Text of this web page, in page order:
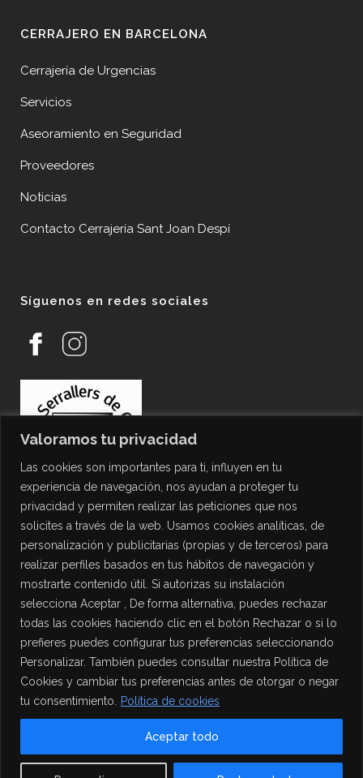
Valoramos tu privacidad
Las cookies son importantes para ti, influyen en tu
experiencia de navegación, nos ayudan a proteger tu
privacidad y permiten realizar las peticiones que nos
solicites a través de la web. Usamos cookies analíticas, de
personalización y publicitarias (propias y de terceros) para
realizar perfiles basados en tus hábitos de navegación y
mostrarte contenido útil. Si autorizas su instalación
selecciona Aceptar , De forma alternativa, puedes rechazar
todas las cookies haciendo clic en el botón Rechazar o si lo
prefieres puedes configurar tus preferencias seleccionando
Personalizar. También puedes consultar nuestra Política de
Cookies y cambiar tus preferencias antes de otorgar o negar
tu consentimiento.
Política de cookies
Aceptar todo
CERRAJERO EN BARCELONA
Cerrajería de Urgencias
Servicios
Aseoramiento en Seguridad
Proveedores
Noticias
Contacto Cerrajería Sant Joan Despí
Síguenos en redes sociales
PROTECCIÓN DE DATOS
Política de Privacidad
Política de Cookies
Aviso Legal